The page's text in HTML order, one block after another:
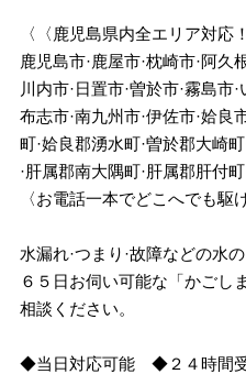
〈〈鹿児島県内全エリア対応
鹿児島市·鹿屋市·枕崎市·阿久
川内市·日置市·曽於市·霧島市
布志市·南九州市·伊佐市·姶良
町·姶良郡湧水町·曽於郡大崎
·肝属郡南大隅町·肝属郡肝付町
〈お電話一本でどこへでも駆
水漏れ·つまり·故障などの水
６５日お伺い可能な「かごし
相談ください。
◆当日対応可能 ◆２４時間受